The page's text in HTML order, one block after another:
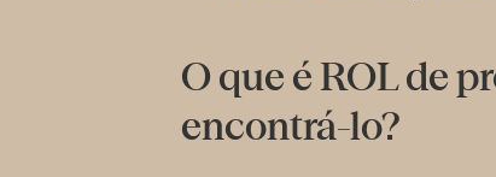
O que é ROL de
encontrá-lo?